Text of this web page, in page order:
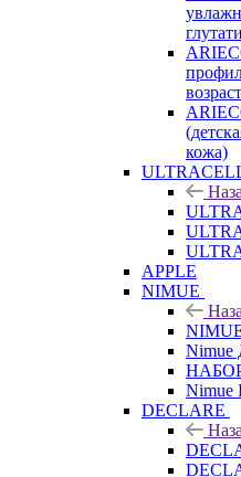
кожа)
APPLE
NIMUE
Nimue
Nimue
DECLARE